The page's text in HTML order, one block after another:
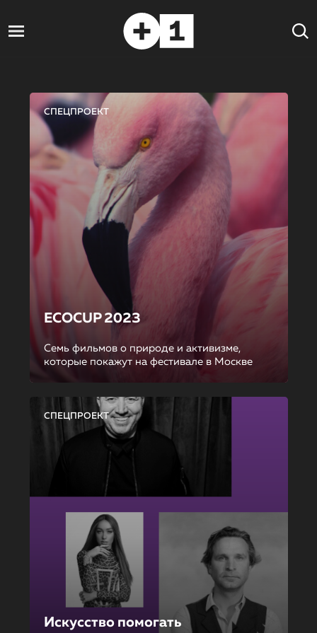
СПЕЦПРОЕКТ
ECOCUP 2023
Семь фильмов о природе и активизме,
которые покажут на фестивале в Москве
СПЕЦПРОЕКТ
Искусство помогать